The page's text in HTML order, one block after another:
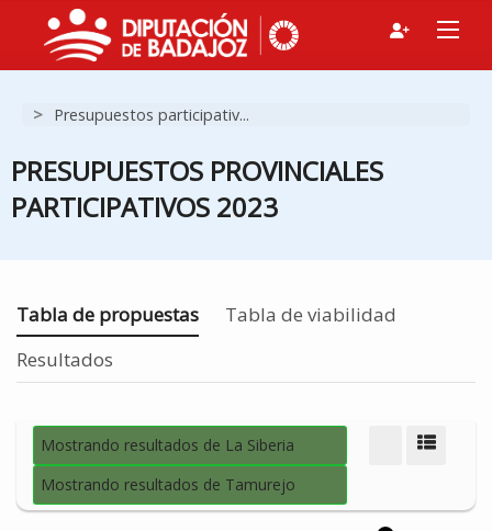
> Presupuestos participativ...
PRESUPUESTOS PROVINCIALES
PARTICIPATIVOS 2023
Estás en
Tabla de propuestas
Tabla de viabilidad
Resultados
Mostrando resultados de La Siberia
Mostrando resultados de Tamurejo